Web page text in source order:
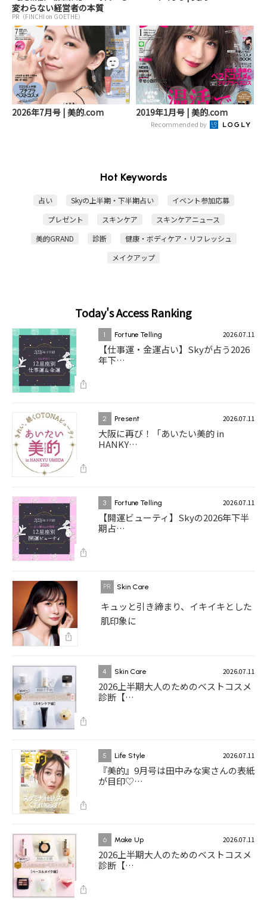
変わらない経営者の本質
PR（FINCHI on GOETHE）
2026年7月号 | 美的.com 2019年1月号 | 美的.com
Recommended by
Hot Keywords
占い Skyの上半期・下半期占い
イベント参加応募
プレゼント
スキンケア
スキンケアニュース
美的GRAND
診断
健康・ボディケア・リフレッシュ
メイクアップ
Today's Access Ranking
1 Fortune Telling 2026.07.11
【仕事運・金運占い】Skyが占う2026
年下…
2 Present 2026.07.11
大阪に再び！「あいたい美的 in
HANKY…
3 Fortune Telling 2026.07.11
【開運ビューティ】Skyの2026年下半
期占…
Skin Care
キュッと引き締まり、イキイキとした
肌印象に
4 Skin Care 2026.07.11
2026上半期大人のためのベストコスメ
診断【…
5 Life Style 2026.07.11
『美的』9月号は田中みな実さんの表紙
が目印♡…
6 Make Up 2026.07.11
2026上半期大人のためのベストコスメ
診断【…